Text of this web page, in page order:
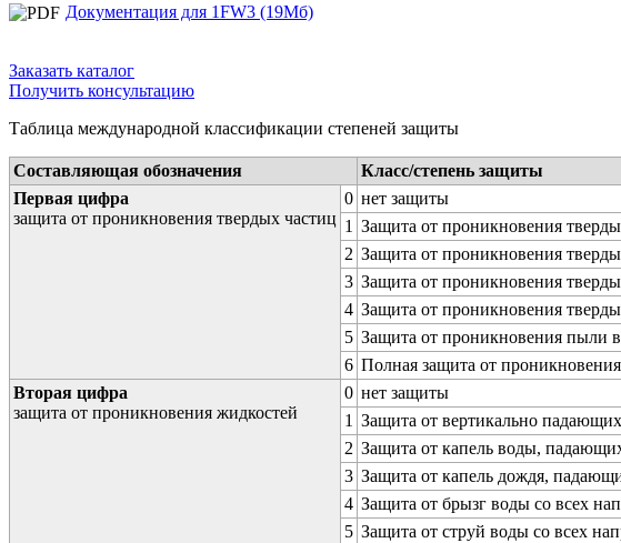
Документация для 1FW3 (19Мб)
Заказать каталог
Получить консультацию
Таблица международной классификации степеней защиты
Составляющая обозначения
Класс/степень защиты
Первая цифра
защита от проникновения твердых частиц
0 нет защиты
1 Защита от проникновения
2 Защита от проникновения
3 Защита от проникновения
4 Защита от проникновения
5 Защита от проникновения пыли
6 Полная защита от
Вторая цифра
защита от проникновения жидкостей
0 нет защиты
1 Защита от вертикально
2 Защита от капель воды,
3 Защита от капель дождя,
4 Защита от брызг воды со всех
5 Защита от струй воды со всех